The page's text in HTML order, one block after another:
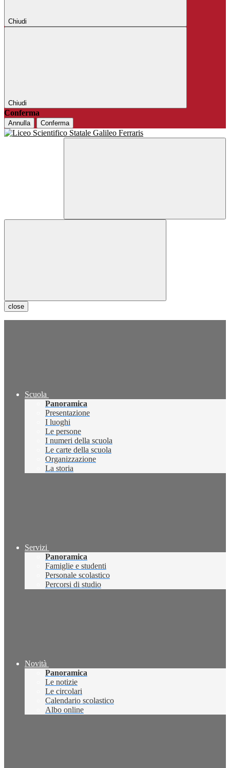
Chiudi
Chiudi
Conferma
Annulla Conferma
close
Scuola
Panoramica
Presentazione
I luoghi
Le persone
I numeri della scuola
Le carte della scuola
Organizzazione
La storia
Servizi
Panoramica
Famiglie e studenti
Personale scolastico
Percorsi di studio
Novità
Panoramica
Le notizie
Le circolari
Calendario scolastico
Albo online